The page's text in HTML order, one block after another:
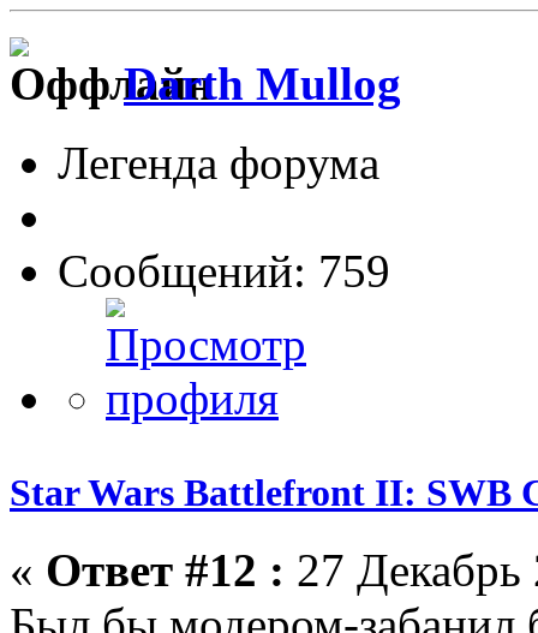
Darth Mullog
Легенда форума
Сообщений: 759
Star Wars Battlefront II: SWB
« Ответ #12 : 27